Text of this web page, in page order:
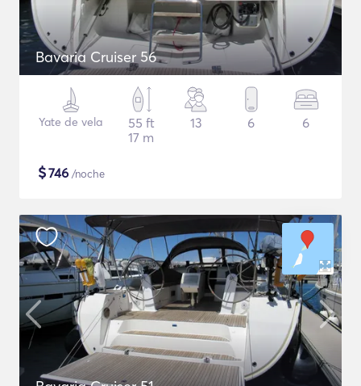
Bavaria Cruiser 56
Yate de vela
55 ft
17 m
13 6 6
$746 /noche